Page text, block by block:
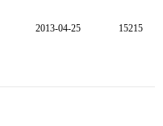
2013-04-25 15215